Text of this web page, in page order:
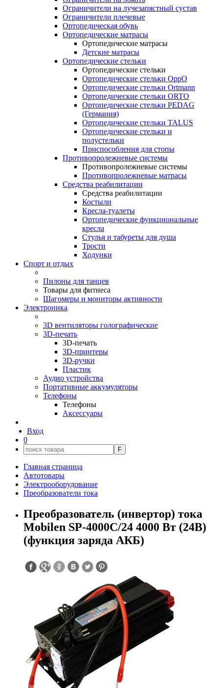
Ограничители на лучезапястный сустав
Ограничители плечевые
Ортопедическая обувь
Ортопедические матрасы
Ортопедические матрасы
Детские матрасы
Ортопедические стельки
Ортопедические стельки
Ортопедические стельки OppO
Ортопедические стельки Ortmann
Ортопедические стельки ORTO
Ортопедические стельки PEDAG
(Германия)
Ортопедические стельки TALUS
Ортопедические стельки и
полустельки
Приспособления для стопы
Противопролежневые системы
Противопролежневые системы
Противопролежневые матрасы
Средства реабилитации
Средства реабилитации
Костыли
Кресла-туалеты
Ортопедические функциональные
кресла
Стулья и табуреты для душа
Трости
Ходунки
Спорт и отдых
Пилоны для танцев
Товары для фитнеса
Шагомеры и мониторы активности
Электроника
3D вентиляторы голографические
3D-печать
3D-печать
3D-принтеры
3D-ручки
Пластик
Аудио устройства
Портативные аккумуляторы
Телефоны
Телефоны
Аксессуары
Вход
0
F
Главная страница
Автотовары
Электрооборудование
Преобразователи тока
Преобразователь (инвертор) тока
Mobilen SP-4000C/24 4000 Вт (24В)
(функция заряда АКБ)